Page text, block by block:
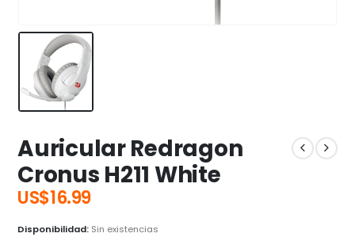
Auricular Redragon
Cronus H211 White
US$16.99
Disponibilidad: Sin existencias